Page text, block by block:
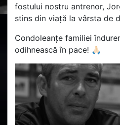
fostului nostru antrenor,
stins din viață la vârsta de
Condoleanțe familiei
odihnească în pace! 🙏🏻